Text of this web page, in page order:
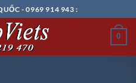
- 0969 914 943 :
0